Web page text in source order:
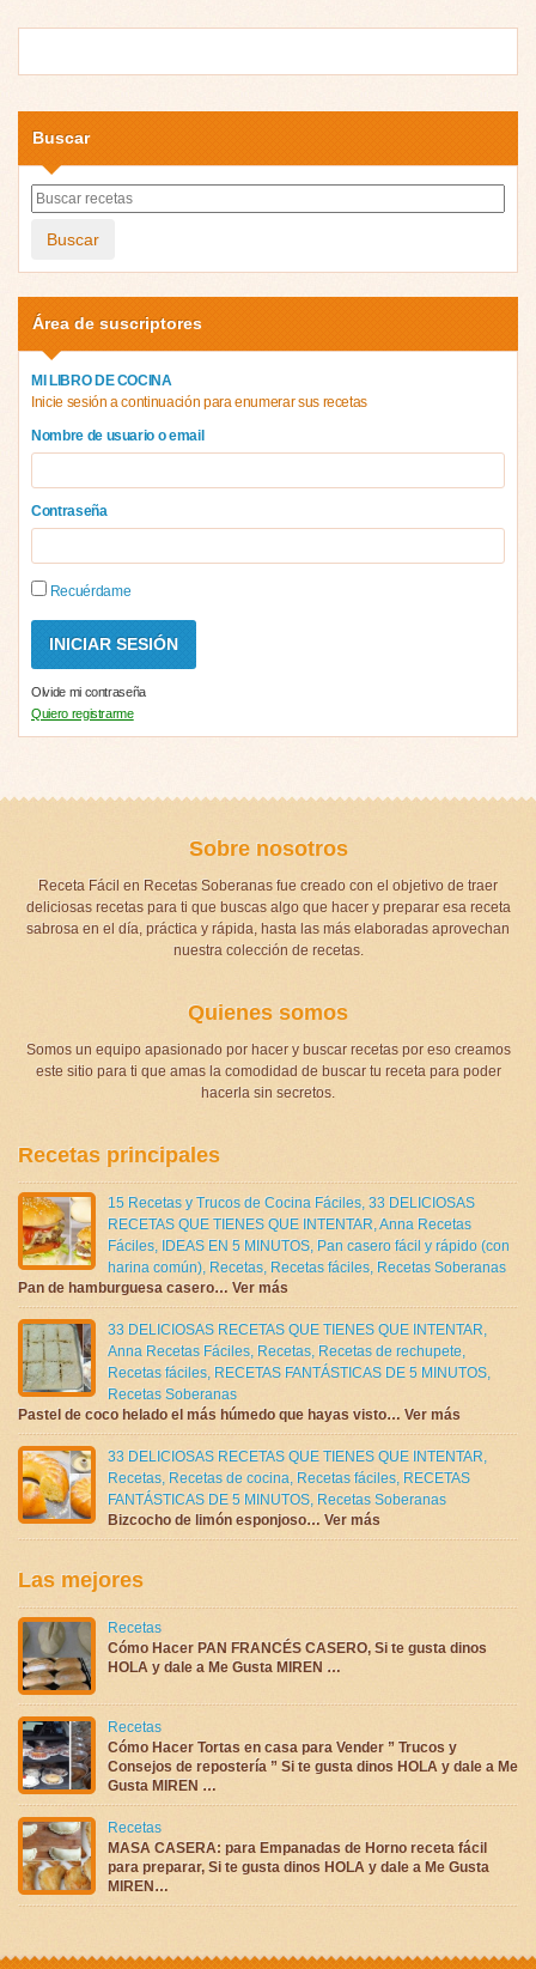
Buscar
Buscar
Área de suscriptores
MI LIBRO DE COCINA
Inicie sesión a continuación para enumerar sus recetas
Nombre de usuario o email
Contraseña
Recuérdame
Olvide mi contraseña
Quiero registrarme
Sobre nosotros
Receta Fácil en Recetas Soberanas fue creado con el objetivo de traer
deliciosas recetas para ti que buscas algo que hacer y preparar esa receta
sabrosa en el día, práctica y rápida, hasta las más elaboradas aprovechan
nuestra colección de recetas.
Quienes somos
Somos un equipo apasionado por hacer y buscar recetas por eso creamos
este sitio para ti que amas la comodidad de buscar tu receta para poder
hacerla sin secretos.
Recetas principales
15 Recetas y Trucos de Cocina Fáciles, 33 DELICIOSAS
RECETAS QUE TIENES QUE INTENTAR,Anna Recetas
Fáciles, IDEAS EN 5 MINUTOS, Pan casero fácil y rápido (con
harina común), Recetas, Recetas fáciles, Recetas Soberanas
Pan de hamburguesa casero… Ver más
33 DELICIOSAS RECETAS QUE TIENES QUE INTENTAR,
Anna Recetas Fáciles, Recetas, Recetas de rechupete,
Recetas fáciles, RECETAS FANTÁSTICAS DE 5 MINUTOS,
Recetas Soberanas
Pastel de coco helado el más húmedo que hayas visto… Ver más
33 DELICIOSAS RECETAS QUE TIENES QUE INTENTAR,
Recetas, Recetas de cocina, Recetas fáciles, RECETAS
FANTÁSTICAS DE 5 MINUTOS, Recetas Soberanas
Bizcocho de limón esponjoso… Ver más
Las mejores
Recetas
Cómo Hacer PAN FRANCÉS CASERO, Si te gusta dinos
HOLA y dale a Me Gusta MIREN …
Recetas
Cómo Hacer Tortas en casa para Vender ” Trucos y
Consejos de repostería ” Si te gusta dinos HOLA y dale a Me
Gusta MIREN …
Recetas
MASA CASERA: para Empanadas de Horno receta fácil
para preparar, Si te gusta dinos HOLA y dale a Me Gusta
MIREN…